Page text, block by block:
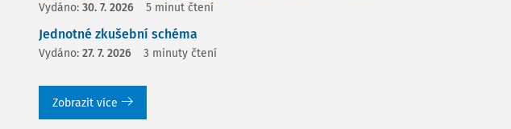
Vydáno: 30. 7. 2026 5 minut čtení
Jednotné zkušební schéma
Vydáno: 27. 7. 2026 3 minuty čtení
Zobrazit více